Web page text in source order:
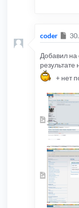
coder
Добавил на
+ нет